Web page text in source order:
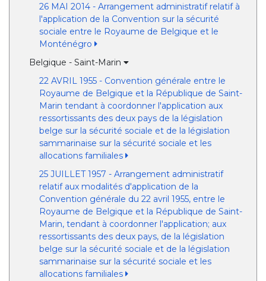
26 MAI 2014 - Arrangement administratif relatif à
l'application de la Convention sur la sécurité
sociale entre le Royaume de Belgique et le
Monténégro
Belgique - Saint-Marin
22 AVRIL 1955 - Convention générale entre le
Royaume de Belgique et la République de Saint-
Marin tendant à coordonner l'application aux
ressortissants des deux pays de la législation
belge sur la sécurité sociale et de la législation
sammarinaise sur la sécurité sociale et les
allocations familiales
25 JUILLET 1957 - Arrangement administratif
relatif aux modalités d'application de la
Convention générale du 22 avril 1955, entre le
Royaume de Belgique et la République de Saint-
Marin, tendant à coordonner l'application; aux
ressortissants des deux pays, de la législation
belge sur la sécurité sociale et de la législation
sammarinaise sur la sécurité sociale et les
allocations familiales